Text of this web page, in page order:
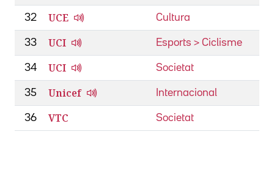
32 UCE Cultura
33 UCI Esports > Ciclisme
34 UCI Societat
35 Unicef Internacional
36 VTC Societat